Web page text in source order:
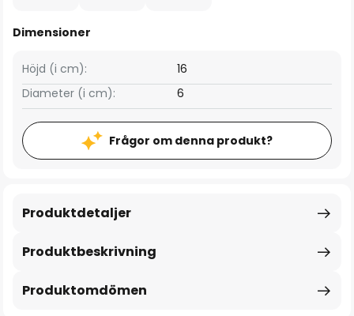
Dimensioner
Höjd (i cm):
16
Diameter (i cm):
6
Frågor om denna produkt?
Produktbeskrivning
Produktdetaljer
Produktomdömen